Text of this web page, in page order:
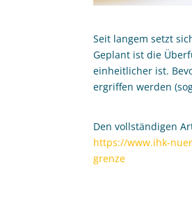
Seit langem setzt
Geplant ist die
einheitlicher ist.
ergriffen werden
Den vollständigen
https://www.ihk-
grenze